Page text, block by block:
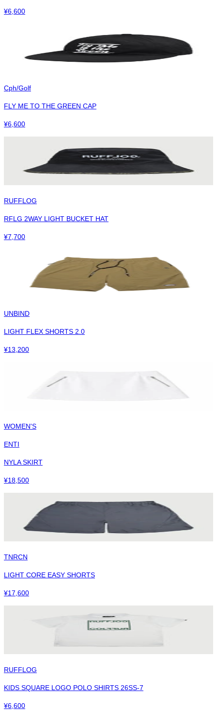
¥6,600
Cph/Golf
FLY ME TO THE GREEN CAP
¥6,600
RUFFLOG
RFLG 2WAY LIGHT BUCKET HAT
¥7,700
UNBIND
LIGHT FLEX SHORTS 2.0
¥13,200
WOMEN'S
ENTI
NYLA SKIRT
¥18,500
TNRCN
LIGHT CORE EASY SHORTS
¥17,600
RUFFLOG
KIDS SQUARE LOGO POLO SHIRTS 26SS-7
¥6,600